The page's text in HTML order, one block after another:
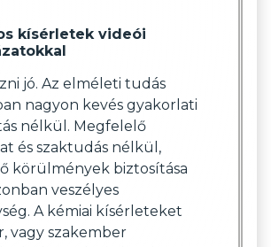
kísérletek videói
jó. Az elméleti tudás
nagyon kevés gyakorlati
nélkül. Megfelelő
és szaktudás nélkül,
körülmények biztosítása
veszélyes
A kémiai kísérleteket
vagy szakember